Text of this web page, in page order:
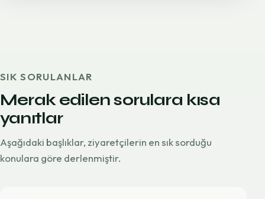
SIK SORULANLAR
Merak edilen sorulara kısa
yanıtlar
Aşağıdaki başlıklar, ziyaretçilerin en sık sorduğu
konulara göre derlenmiştir.